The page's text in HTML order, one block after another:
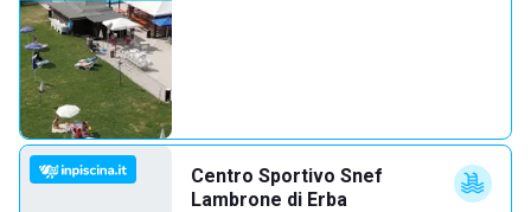
Centro Sportivo Snef
Lambrone di Erba